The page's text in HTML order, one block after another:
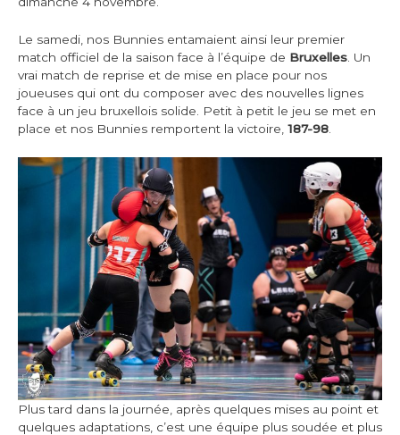
Le samedi, nos Bunnies entamaient ainsi leur premier
match officiel de la saison face à l’équipe de Bruxelles . Un
vrai match de reprise et de mise en place pour nos
joueuses qui ont du composer avec des nouvelles lignes
face à un jeu bruxellois solide. Petit à petit le jeu se met en
place et nos Bunnies remportent la victoire, 187-98
Plus tard dans la journée, après quelques mises au point et
quelques adaptations, c’est une équipe plus soudée et plus